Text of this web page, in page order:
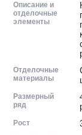
Описание и
отделочные
элементы
Отделочные
материалы
Размерный
ряд
Рост